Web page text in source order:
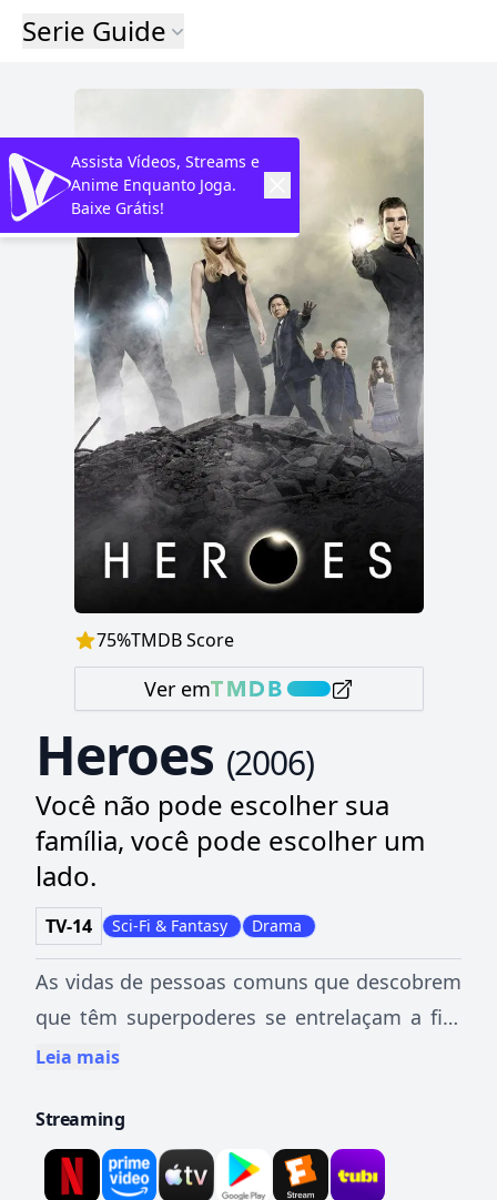
Serie Guide
75%TMDB Score
Ver em
Heroes (2006)
Você não pode escolher sua
família, você pode escolher um
lado.
TV-14 Sci-Fi & Fantasy Drama
As vidas de pessoas comuns que descobrem
que têm superpoderes se entrelaçam a fim
de salvar o mundo de diferentes ameaças.
Leia mais
Streaming
Assista Vídeos, Streams e
Anime Enquanto Joga.
Baixe Grátis!